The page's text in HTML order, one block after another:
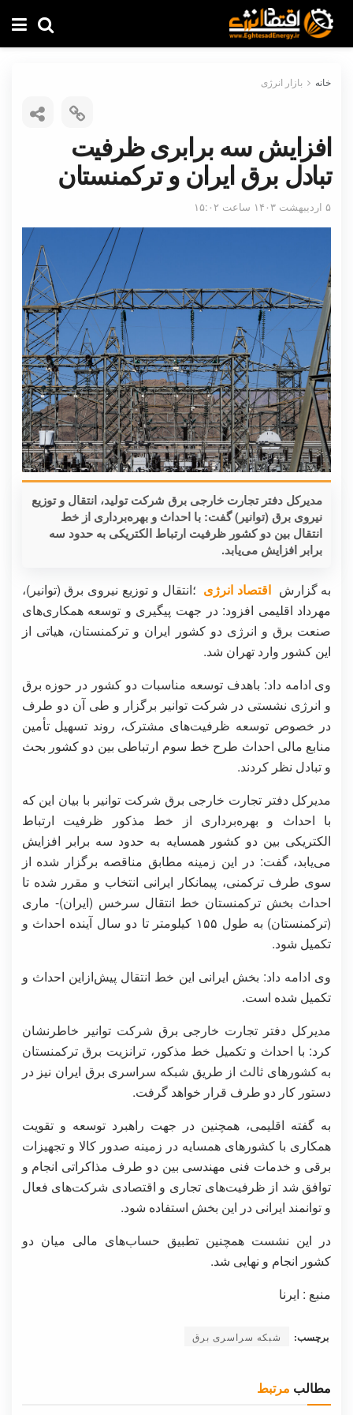
خانه بازار انرژی
افزایش سه برابری ظرفیت
تبادل برق ایران و ترکمنستان
۵ اردیبهشت ۱۴۰۳ ساعت ۱۵:۰۲
مدیرکل دفتر تجارت خارجی برق شرکت تولید، انتقال و توزیع
نیروی برق (توانیر) گفت: با احداث و بهره‌برداری از خط
انتقال بین دو کشور ظرفیت ارتباط الکتریکی به حدود سه
برابر افزایش می‌یابد.
به گزارش اقتصاد انرژی ؛انتقال و توزیع نیروی برق (توانیر)،
مهرداد اقلیمی افزود: در جهت پیگیری و توسعه همکاری‌های
صنعت برق و انرژی دو کشور ایران و ترکمنستان، هیاتی از
این کشور وارد تهران شد.
وی ادامه داد: باهدف توسعه مناسبات دو کشور در حوزه برق
و انرژی نشستی در شرکت توانیر برگزار و طی آن دو طرف
در خصوص توسعه ظرفیت‌های مشترک، روند تسهیل تأمین
منابع مالی احداث طرح خط سوم ارتباطی بین دو کشور بحث
و تبادل نظر کردند.
مدیرکل دفتر تجارت خارجی برق شرکت توانیر با بیان این که
با احداث و بهره‌برداری از خط مذکور ظرفیت ارتباط
الکتریکی بین دو کشور همسایه به حدود سه برابر افزایش
می‌یابد، گفت: در این زمینه مطابق مناقصه برگزار شده از
سوی طرف ترکمنی، پیمانکار ایرانی انتخاب و مقرر شده تا
احداث بخش ترکمنستان خط انتقال سرخس (ایران)- ماری
(ترکمنستان) به طول ۱۵۵ کیلومتر تا دو سال آینده احداث و
تکمیل شود.
وی ادامه داد: بخش ایرانی این خط انتقال پیش‌ازاین احداث و
تکمیل شده است.
مدیرکل دفتر تجارت خارجی برق شرکت توانیر خاطرنشان
کرد: با احداث و تکمیل خط مذکور، ترانزیت برق ترکمنستان
به کشورهای ثالث از طریق شبکه سراسری برق ایران نیز در
دستور کار دو طرف قرار خواهد گرفت.
به گفته اقلیمی، همچنین در جهت راهبرد توسعه و تقویت
همکاری با کشورهای همسایه در زمینه صدور کالا و تجهیزات
برقی و خدمات فنی مهندسی بین دو طرف مذاکراتی انجام و
توافق شد از ظرفیت‌های تجاری و اقتصادی شرکت‌های فعال
و توانمند ایرانی در این بخش استفاده شود.
در این نشست همچنین تطبیق حساب‌های مالی میان دو
کشور انجام و نهایی شد.
منبع : ایرنا
برچسب: شبکه سراسری برق
مطالب مرتبط